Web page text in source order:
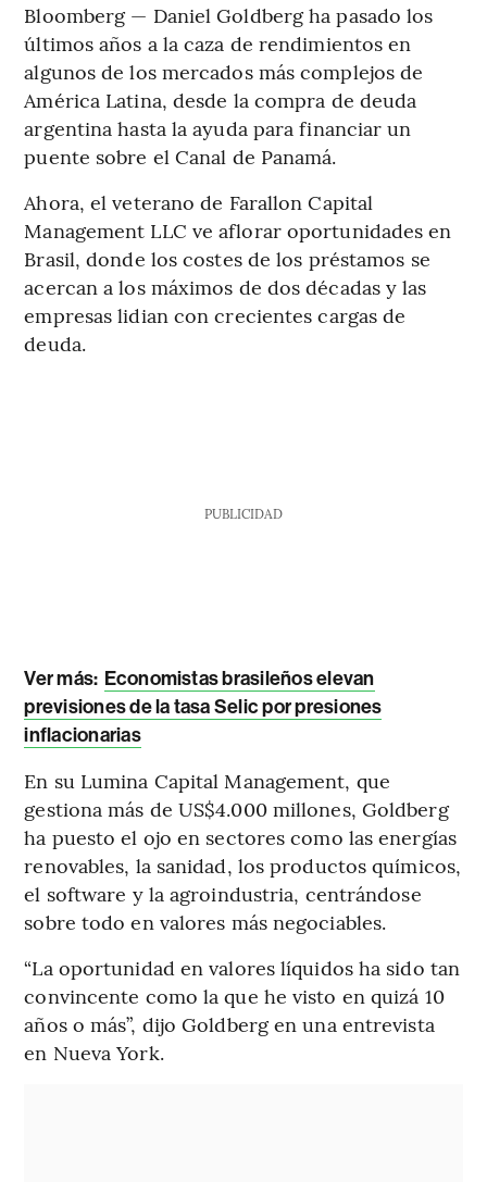
Bloomberg — Daniel Goldberg ha pasado los
últimos años a la caza de rendimientos en
algunos de los mercados más complejos de
América Latina, desde la compra de deuda
argentina hasta la ayuda para financiar un
puente sobre el Canal de Panamá.
Ahora, el veterano de Farallon Capital
Management LLC ve aflorar oportunidades en
Brasil, donde los costes de los préstamos se
acercan a los máximos de dos décadas y las
empresas lidian con crecientes cargas de
deuda.
PUBLICIDAD
Ver más: Economistas brasileños elevan
previsiones de la tasa Selic por presiones
inflacionarias
En su Lumina Capital Management, que
gestiona más de US$4.000 millones, Goldberg
ha puesto el ojo en sectores como las energías
renovables, la sanidad, los productos químicos,
el software y la agroindustria, centrándose
sobre todo en valores más negociables.
“La oportunidad en valores líquidos ha sido tan
convincente como la que he visto en quizá 10
años o más”, dijo Goldberg en una entrevista
en Nueva York.